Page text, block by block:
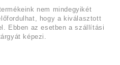
nem mindegyikét
hogy a kiválasztott
Ebben az esetben a szállítási
képezi.